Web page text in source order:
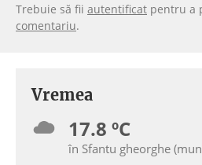
Trebuie să fii autentificat pentru a
comentariu.
Vremea
17.8 ºC
în Sfantu gheorghe